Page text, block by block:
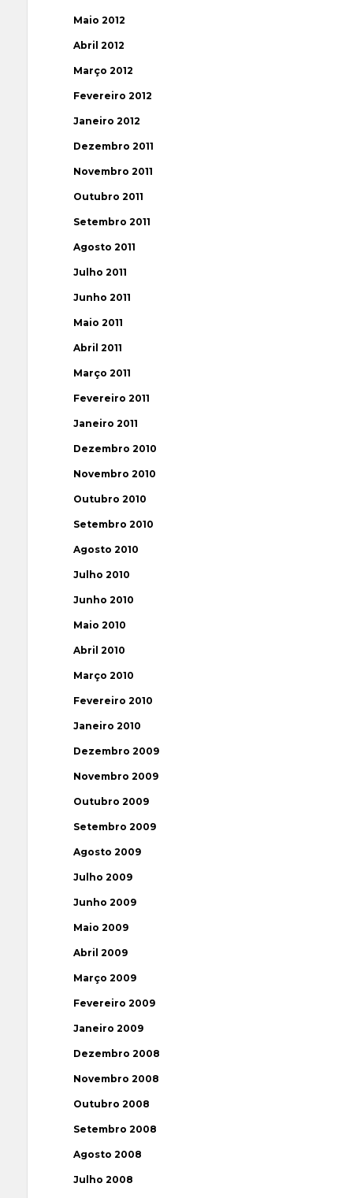
Maio 2012
Abril 2012
Março 2012
Fevereiro 2012
Janeiro 2012
Dezembro 2011
Novembro 2011
Outubro 2011
Setembro 2011
Agosto 2011
Julho 2011
Junho 2011
Maio 2011
Abril 2011
Março 2011
Fevereiro 2011
Janeiro 2011
Dezembro 2010
Novembro 2010
Outubro 2010
Setembro 2010
Agosto 2010
Julho 2010
Junho 2010
Maio 2010
Abril 2010
Março 2010
Fevereiro 2010
Janeiro 2010
Dezembro 2009
Novembro 2009
Outubro 2009
Setembro 2009
Agosto 2009
Julho 2009
Junho 2009
Maio 2009
Abril 2009
Março 2009
Fevereiro 2009
Janeiro 2009
Dezembro 2008
Novembro 2008
Outubro 2008
Setembro 2008
Agosto 2008
Julho 2008